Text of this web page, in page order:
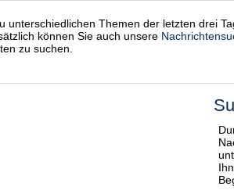
Themen der letzten drei
können Sie auch unsere
zu suchen.